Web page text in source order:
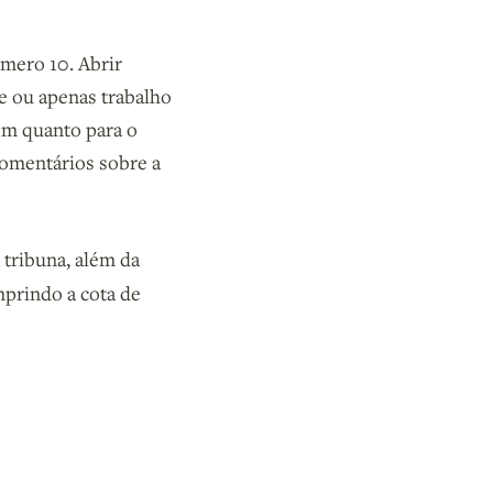
10. Abrir
ou apenas trabalho
quanto para o
sobre a
tribuna, além da
a cota de